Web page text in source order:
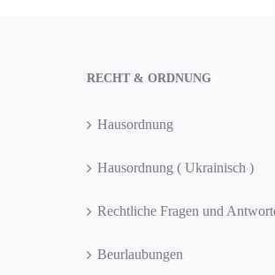
RECHT & ORDNUNG
Hausordnung
Hausordnung ( Ukrainisch )
Rechtliche Fragen und
Beurlaubungen